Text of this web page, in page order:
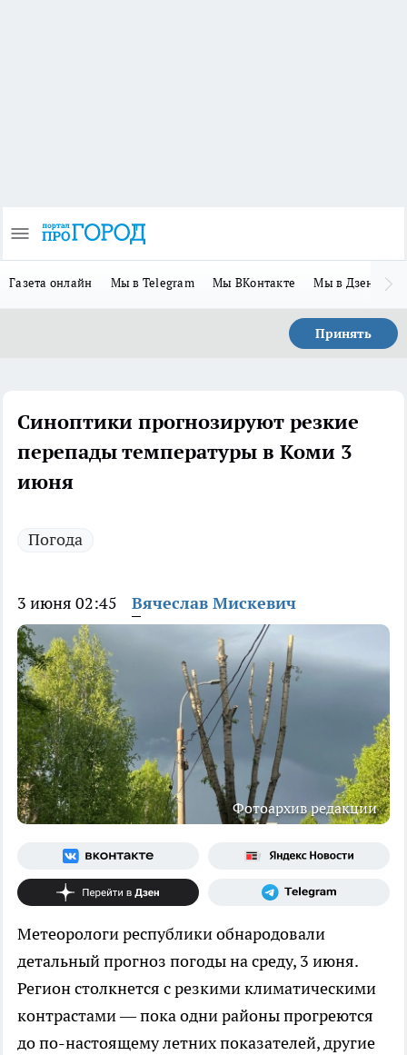
Газета онлайн Мы в Telegram Мы ВКонтакте Мы в Дзене
Принять
Синоптики прогнозируют резкие
перепады температуры в Коми 3
июня
Погода
3 июня 02:45 Вячеслав Мискевич
Фотоархив редакции
Метеорологи республики обнародовали
детальный прогноз погоды на среду, 3 июня.
Регион столкнется с резкими климатическими
контрастами — пока одни районы прогреются
до по-настоящему летних показателей, другие